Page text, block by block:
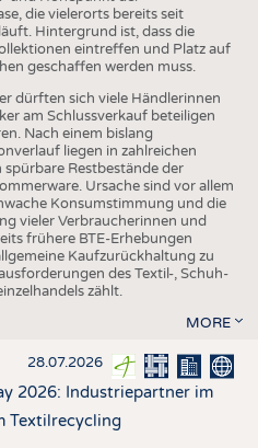
die vielerorts bereits seit
Hintergrund ist, dass die
eintreffen und Platz auf
geschaffen werden muss.
dürften sich viele Händlerinnen
am Schlussverkauf beteiligen
Nach einem bislang
liegen in zahlreichen
Restbestände der
Ursache sind vor allem
Konsumstimmung und die
vieler Verbraucherinnen und
frühere BTE-Erhebungen
Kaufzurückhaltung zu
des Textil-, Schuh-
zählt.
MORE
28.07.2026
2026: Industriepartner im
Textilrecycling